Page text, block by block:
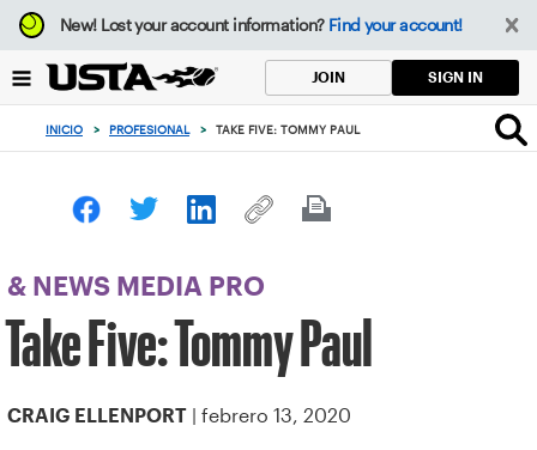
Enfoque
desde
botón
volver
principio
New!Lost your account information? Find your account!
JOIN SIGN IN
INICIO > PROFESIONAL > TAKE FIVE: TOMMY PAUL
& NEWS MEDIA PRO
Take Five: Tommy Paul
CRAIG ELLENPORT | febrero 13, 2020